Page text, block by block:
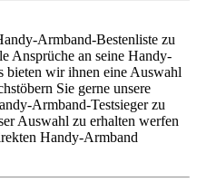
Armband-Bestenliste zu
Ansprüche an seine Handy-
bieten wir ihnen eine Auswahl
Sie gerne unsere
Armband-Testsieger zu
Auswahl zu erhalten werfen
Handy-Armband